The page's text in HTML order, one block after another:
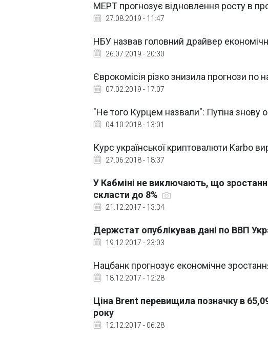
МЕРТ прогнозує відновлення росту в
27.08.2019 - 11:47
НБУ назвав головний драйвер
26.07.2019 - 20:30
Єврокомісія різко знизила прогнози
07.02.2019 - 17:07
"Не того Курцем назвали": Путіна знову
04.10.2018 - 13:01
Курс української криптовалюти Karbo
27.06.2018 - 18:37
У Кабміні не виключають, що
скласти до 8%
21.12.2017 - 13:34
Держстат опублікував дані по ВВП
19.12.2017 - 23:03
Нацбанк прогнозує економічне
18.12.2017 - 12:28
Ціна Brent перевищила позначку в
року
12.12.2017 - 06:28